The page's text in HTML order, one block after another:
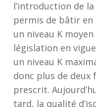
l’introduction de
permis de bâtir
un niveau K
législation en
un niveau K
donc plus de deux
prescrit.
tard, la qualité